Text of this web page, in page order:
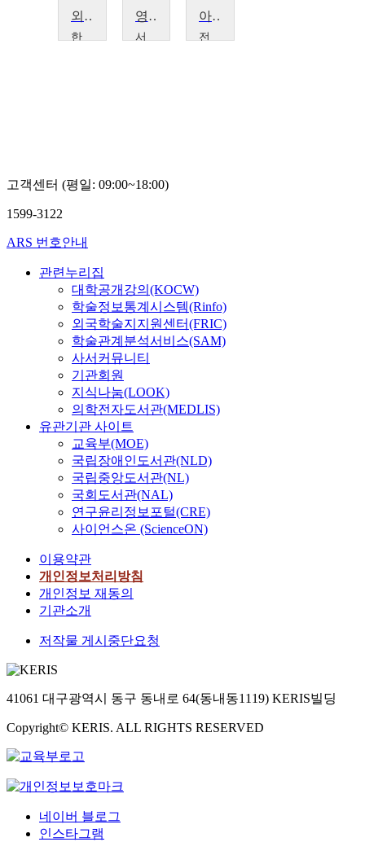
외국어로서의 한국어교육과정 및 교재론
한
명
영화를 통해 보는 박물관 현상학
서
아름다움의 철학
전
고객센터 (평일: 09:00~18:00)
1599-3122
ARS 번호안내
관련누리집
대학공개강의(KOCW)
학술정보통계시스템(Rinfo)
외국학술지지원센터(FRIC)
학술관계분석서비스(SAM)
사서커뮤니티
기관회원
지식나눔(LOOK)
의학전자도서관(MEDLIS)
유관기관 사이트
교육부(MOE)
국립장애인도서관(NLD)
국립중앙도서관(NL)
국회도서관(NAL)
연구윤리정보포털(CRE)
사이언스온 (ScienceON)
이용약관
개인정보처리방침
개인정보 재동의
기관소개
저작물 게시중단요청
41061 대구광역시 동구 동내로 64(동내동1119) KERIS빌딩
Copyright© KERIS. ALL RIGHTS RESERVED
네이버 블로그
인스타그램